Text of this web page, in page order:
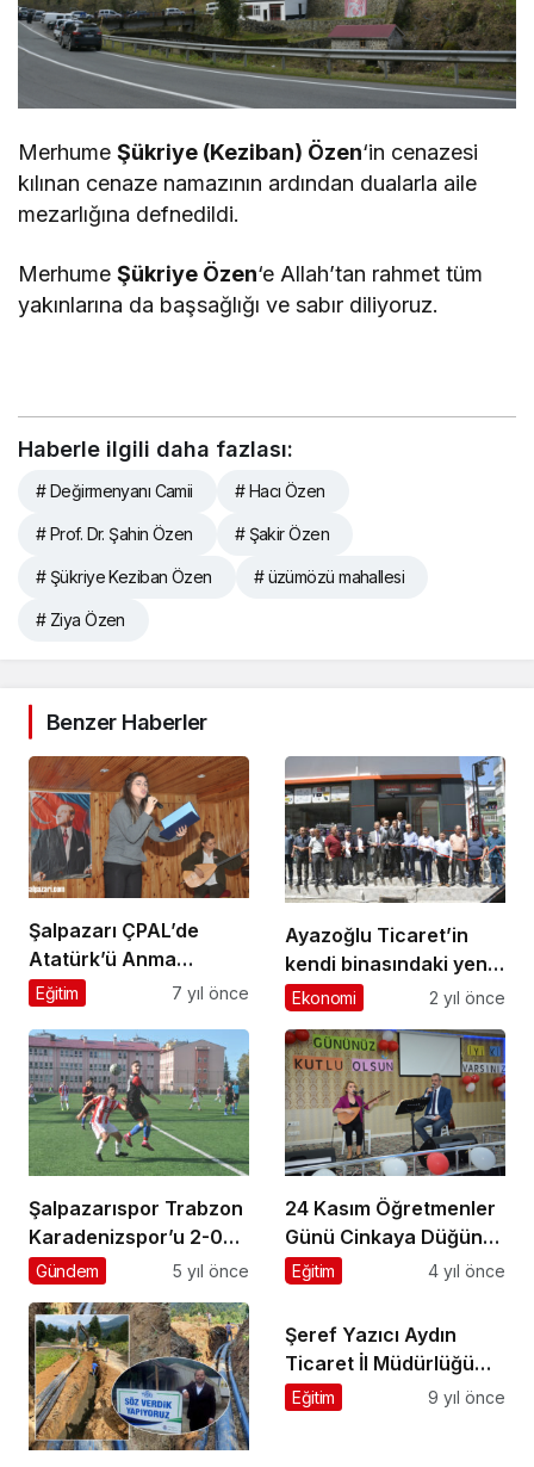
MerhumeŞükriye (Keziban) Özen‘in cenazesi
kılınan cenaze namazının ardından dualarla aile
mezarlığına defnedildi.
MerhumeŞükriye Özen‘e Allah’tan rahmet tüm
yakınlarına da başsağlığı ve sabır diliyoruz.
Haberle ilgili daha fazlası:
# Değirmenyanı Camii # Hacı Özen
# Prof. Dr. Şahin Özen # Şakir Özen
# Şükriye Keziban Özen # üzümözü mahallesi
# Ziya Özen
Benzer Haberler
Şalpazarı ÇPAL’de
Atatürk’ü Anma
Programı düzenlendi
Eğitim 7 yıl önce
Ayazoğlu Ticaret’in
kendi binasındaki yeni
işyeri dualarla açıldı
Ekonomi 2 yıl önce
Şalpazarıspor Trabzon
Karadenizspor’u 2-0
mağlup etti
Gündem 5 yıl önce
24 Kasım Öğretmenler
Günü Cinkaya Düğün
Salonunda kutlandı
Eğitim 4 yıl önce
Şeref Yazıcı Aydın
Ticaret İl Müdürlüğü
görevine asaleten
Eğitim 9 yıl önce